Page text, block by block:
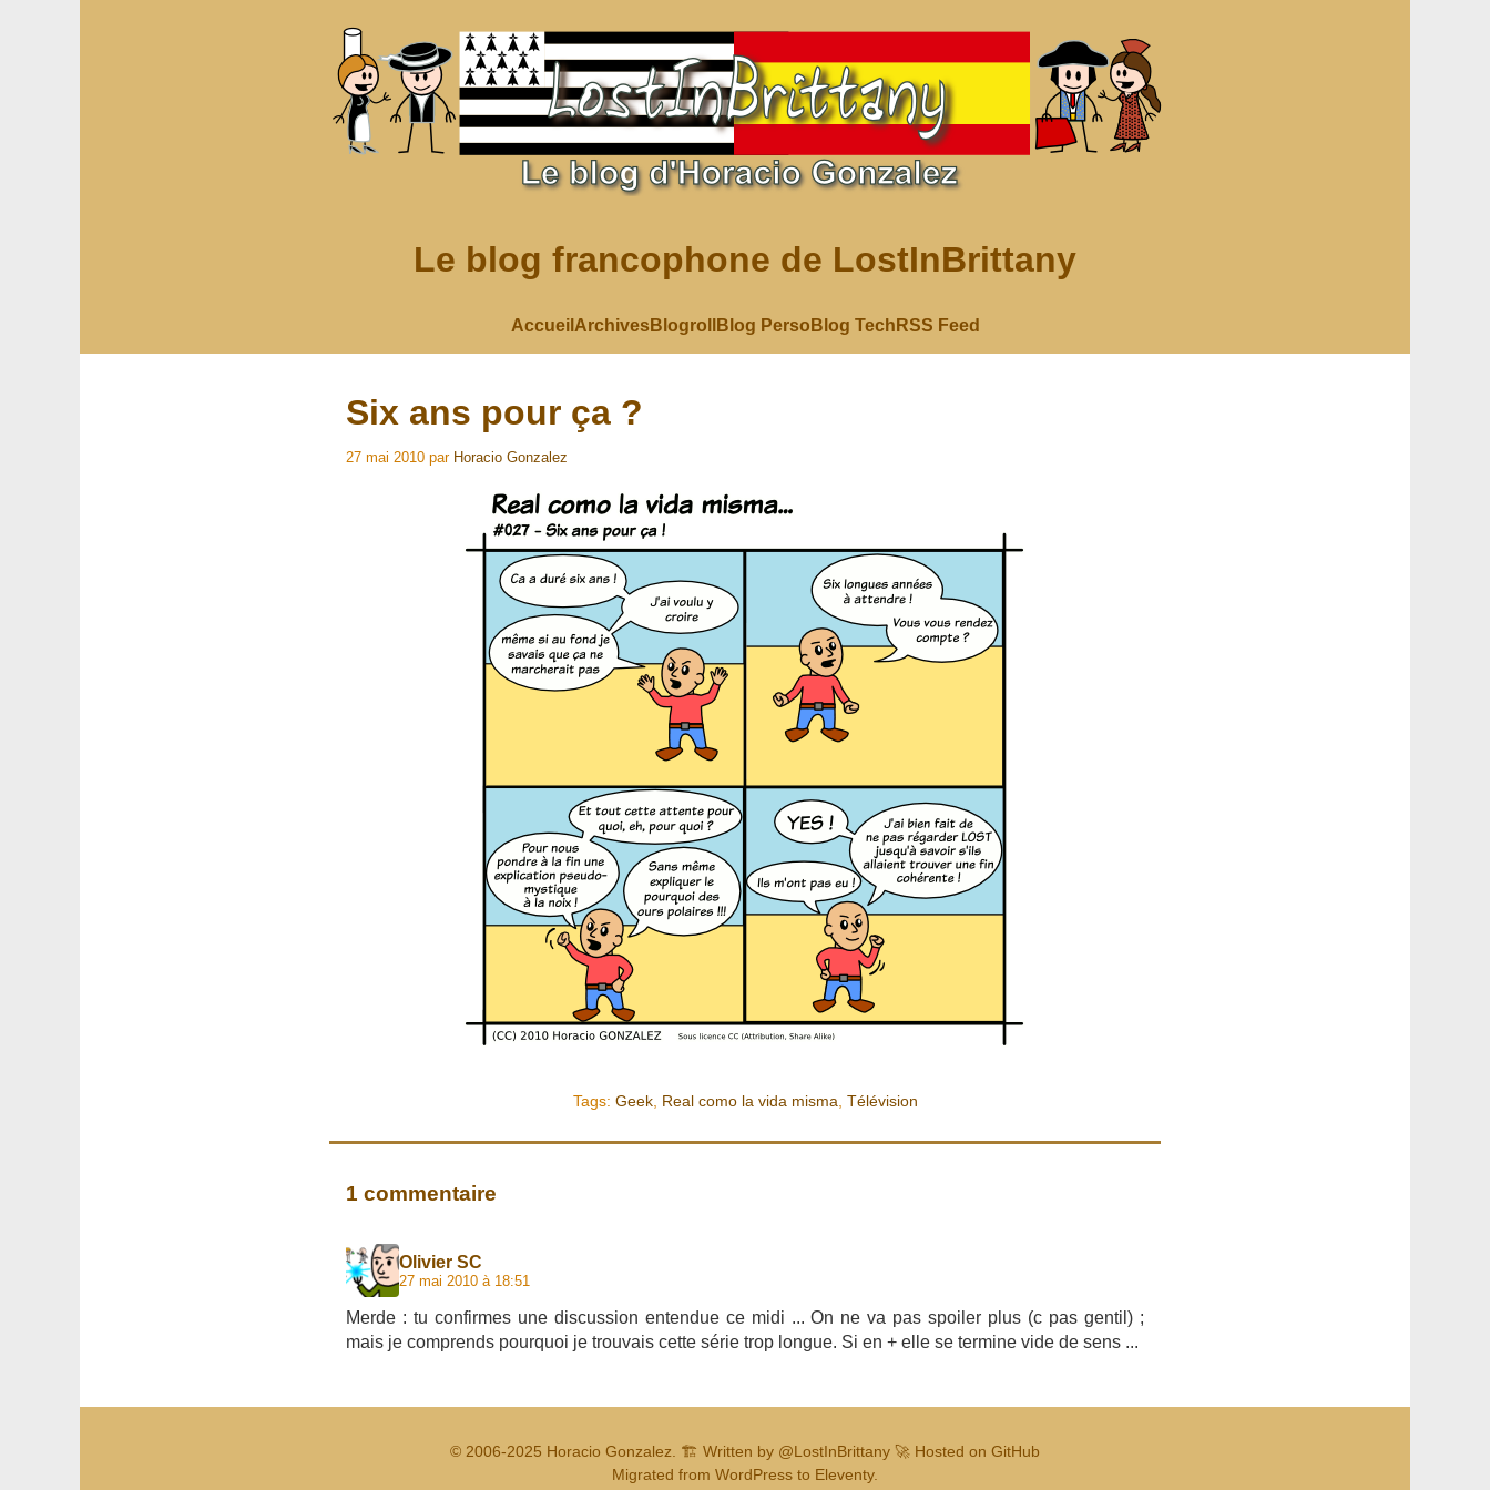
Le blog francophone de LostInBrittany
Accueil ArchivesBlogroll Blog Perso Blog Tech RSS Feed
Six ans pour ça ?
27 mai 2010 par Horacio Gonzalez
Tags: Geek, Real como la vida misma Télévision
1 commentaire
Olivier SC
27 mai 2010 à 18:51
Merde : tu confirmes une discussion entendue ce midi ... On ne va pas spoiler plus (c pas gentil) ;
mais je comprends pourquoi je trouvais cette série trop longue. Si en + elle se termine vide de sens ...
© 2006-2025 Horacio Gonzalez. 🏗️ Written by @LostInBrittany 🚀 Hosted on GitHub
Migrated from WordPress to Eleventy.